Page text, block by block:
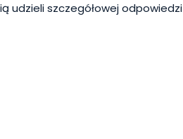
udzieli szczegółowej odpowiedzi